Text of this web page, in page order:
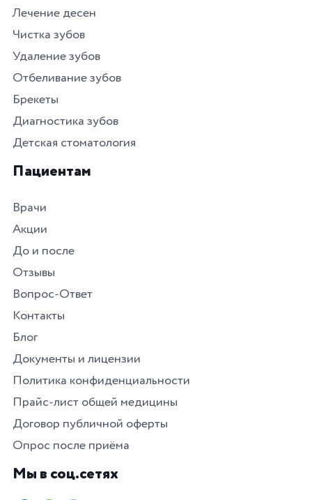
Лечение десен
Чистка зубов
Удаление зубов
Отбеливание зубов
Брекеты
Диагностика зубов
Детская стоматология
Пациентам
Врачи
Акции
До и после
Отзывы
Вопрос-Ответ
Контакты
Блог
Документы и лицензии
Политика конфиденциальности
Прайс-лист общей медицины
Договор публичной оферты
Опрос после приёма
Мы в соц.сетях